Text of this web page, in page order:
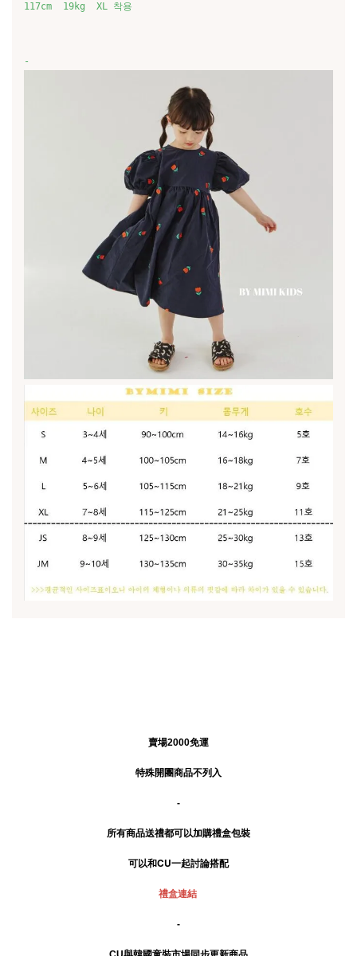
117cm  19kg  XL 착용
-
賣場2000免運
特殊開團商品不列入
-
所有商品送禮都可以加購禮盒包裝
可以和CU一起討論搭配
禮盒連結
-